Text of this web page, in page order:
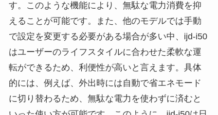
す。このような機能により、無駄な電力消費を抑
えることが可能です。また、他のモデルでは手動
で設定を変更する必要がある場合が多い中、ijd-i50
はユーザーのライフスタイルに合わせた柔軟な運
転ができるため、利便性が高いと言えます。具体
的には、例えば、外出時には自動で省エネモード
に切り替わるため、無駄な電力を使わずに済むと